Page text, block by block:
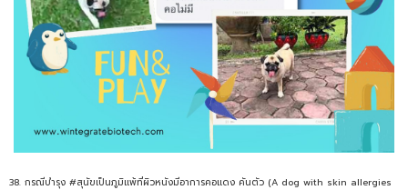
38. กรณีบำรุง #สุนัขเป็นภูมิแพ้ที่ผิวหนังมีอาการคอแดง คันตัว (A dog with skin allergies